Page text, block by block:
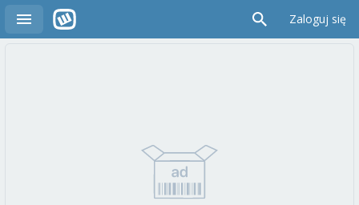
Zaloguj się